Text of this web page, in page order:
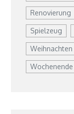
Renovierung
Spielzeug
Weihnachten
Wochenende